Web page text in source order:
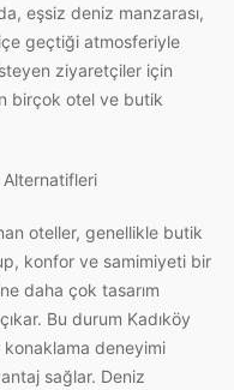
eşsiz deniz manzarası,
geçtiği atmosferiyle
ziyaretçiler için
birçok otel ve butik
Alternatifleri
oteller, genellikle butik
konfor ve samimiyeti bir
daha çok tasarım
Bu durum Kadıköy
deneyimi
sağlar. Deniz